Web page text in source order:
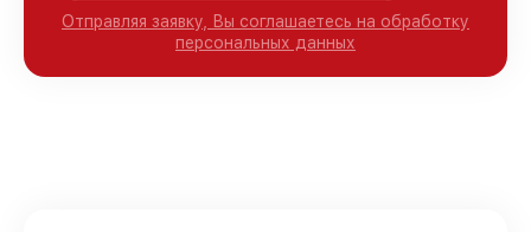
Отправляя заявку, Вы соглашаетесь на обработку
персональных данных